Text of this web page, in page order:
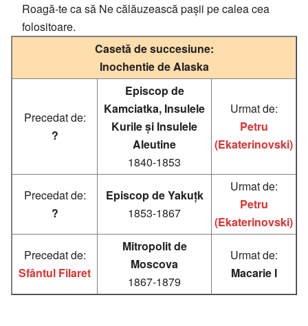
Roagă-te ca să Ne călăuzească pașii pe calea cea
folositoare.
Casetă de succesiune:
Inochentie de Alaska
Precedat de:
?
Episcop de
Kamciatka, Insulele
Kurile și Insulele
Aleutine
1840-1853
Urmat de:
Petru
(Ekaterinovski)
Precedat de:
?
Episcop de Yakuțk
1853-1867
Urmat de:
Petru
(Ekaterinovski)
Precedat de:
Sfântul Filaret
Mitropolit de
Moscova
1867-1879
Urmat de:
Macarie I